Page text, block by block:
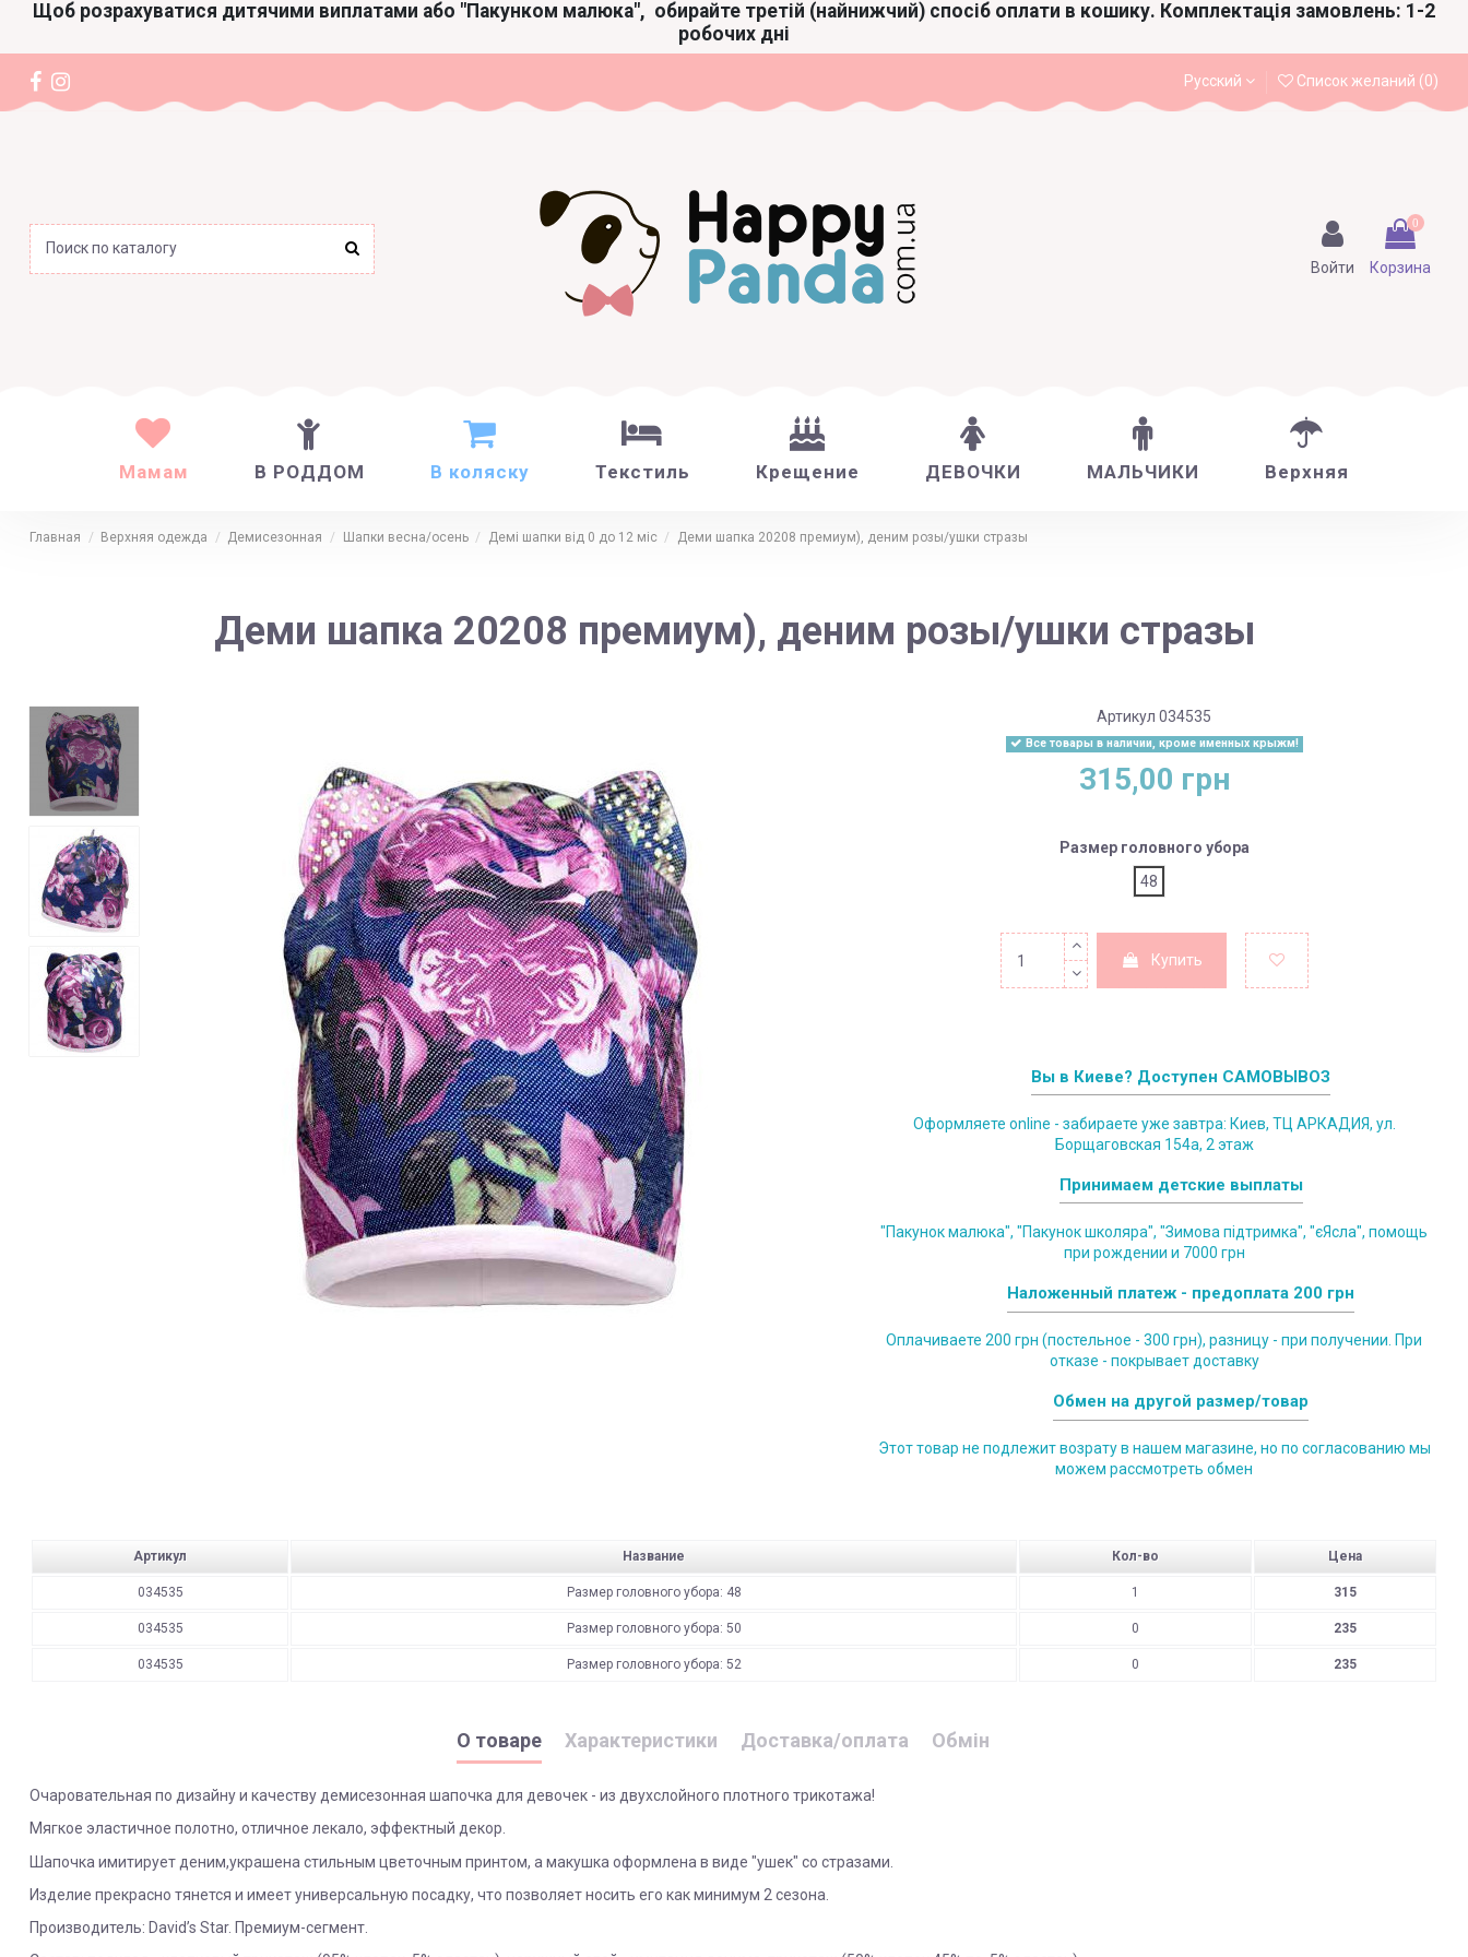
Щоб розрахуватися дитячими виплатами або "Пакунком малюка", обирайте третій (найнижчий) спосіб оплати в кошику. Комплектація замовлень: 1-2
робочих дні
Русский Список желаний (0)
Войти
0
Корзина
Мамам В РОДДОМ В коляску Текстиль Крещение ДЕВОЧКИ МАЛЬЧИКИ Верхняя
Главная Верхняя одежда Демисезонная Шапки весна/осень Демі шапки від 0 до 12 міс Деми шапка 20208 премиум), деним розы/ушки стразы
Деми шапка 20208 премиум), деним розы/ушки стразы
Артикул 034535
Все товары в наличии, кроме именных крыжм!
315,00 грн
Размер головного убора
48
Купить
Вы в Киеве? Доступен САМОВЫВОЗ
Оформляете online - забираете уже завтра: Киев, ТЦ АРКАДИЯ, ул.
Борщаговская 154а, 2 этаж
Принимаем детские выплаты
"Пакунок малюка", "Пакунок школяра", "Зимова підтримка", "єЯсла", помощь
при рождении и 7000 грн
Наложенный платеж - предоплата 200 грн
Оплачиваете 200 грн (постельное - 300 грн), разницу - при получении. При
отказе - покрывает доставку
Обмен на другой размер/товар
Этот товар не подлежит возрату в нашем магазине, но по согласованию мы
можем рассмотреть обмен
Артикул Название Кол-во Цена
034535 Размер головного убора: 48 1 315
034535 Размер головного убора: 50 0 235
034535 Размер головного убора: 52 0 235
О товаре Характеристики Доставка/оплата Обмін
Очаровательная по дизайну и качеству демисезонная шапочка для девочек - из двухслойного плотного трикотажа!
Мягкое эластичное полотно, отличное лекало, эффектный декор.
Шапочка имитирует деним,украшена стильным цветочным принтом, а макушка оформлена в виде "ушек" со стразами.
Изделие прекрасно тянется и имеет универсальную посадку, что позволяет носить его как минимум 2 сезона.
Производитель: David’s Star. Премиум-сегмент.